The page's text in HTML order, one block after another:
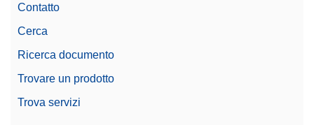
Contatto
Cerca
Ricerca documento
Trovare un prodotto
Trova servizi